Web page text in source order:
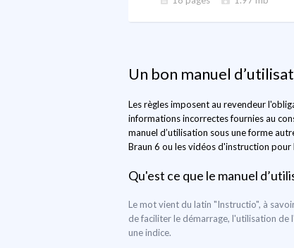
Un bon manuel
Les règles imposent au revendeur
informations incorrectes fournies au
manuel d’utilisation sous une forme
Braun 6 ou les vidéos d'instruction
Qu'est ce que le manuel
Le mot vient du latin "Instructio", à
de faciliter le démarrage, l'utilisation de
une indice.